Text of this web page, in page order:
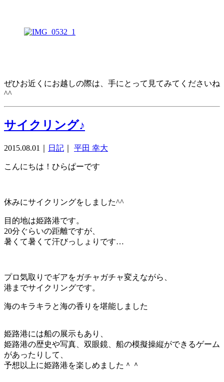
ぜひお近くにお越しの際は、手にとって見てみてくださいね
^^
サイクリング♪
2015.08.01 日記 平田 幸大
こんにちは！ひらぱーです
休みにサイクリングをしました^^
目的地は姫路港です。
20分ぐらいの距離ですが、
暑くて暑くて汗びっしょりです…
プロ気取りでギアをガチャガチャ変えながら、
港までサイクリングです。
海のキラキラと海の香りを堪能しました
姫路港には船の展示もあり、
姫路港の歴史や写真、双眼鏡、船の模擬操縦ができるゲーム
があったりして、
予想以上に姫路港を楽しめました＾＾